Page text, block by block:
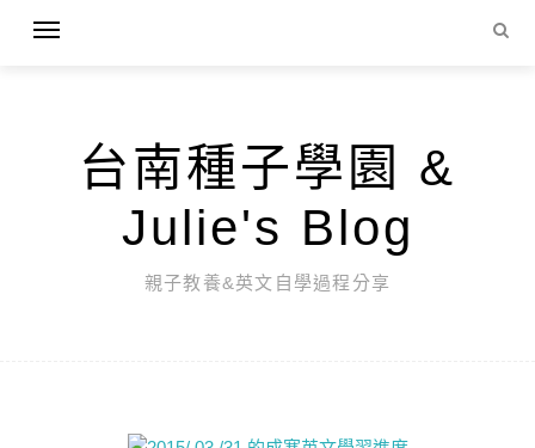
台南種子學園 &
Julie's Blog
親子教養&英文自學過程分享